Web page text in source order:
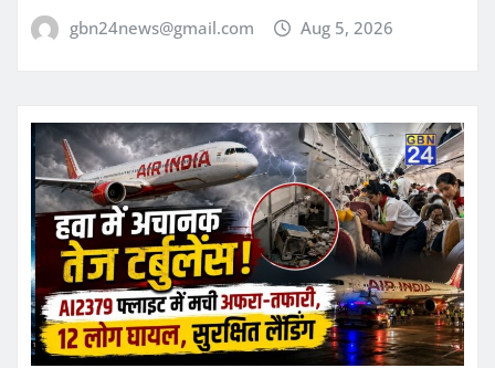
gbn24news@gmail.com Aug 5, 2026